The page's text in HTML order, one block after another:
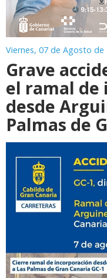
Viernes, 07 de Agosto de
Grave
el ramal de
desde
Palmas de